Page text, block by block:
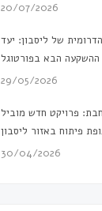
20/07/2026
של ליסבון: יעד
ההשקעה הבא בפורטוגל
29/05/2026
פרויקט חדש מוביל
פיתוח באזור ליסבון
30/04/2026